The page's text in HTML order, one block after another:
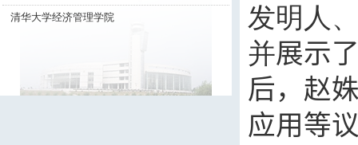
清华大学经济管理学院
发明人
并展示
后，赵
应用等